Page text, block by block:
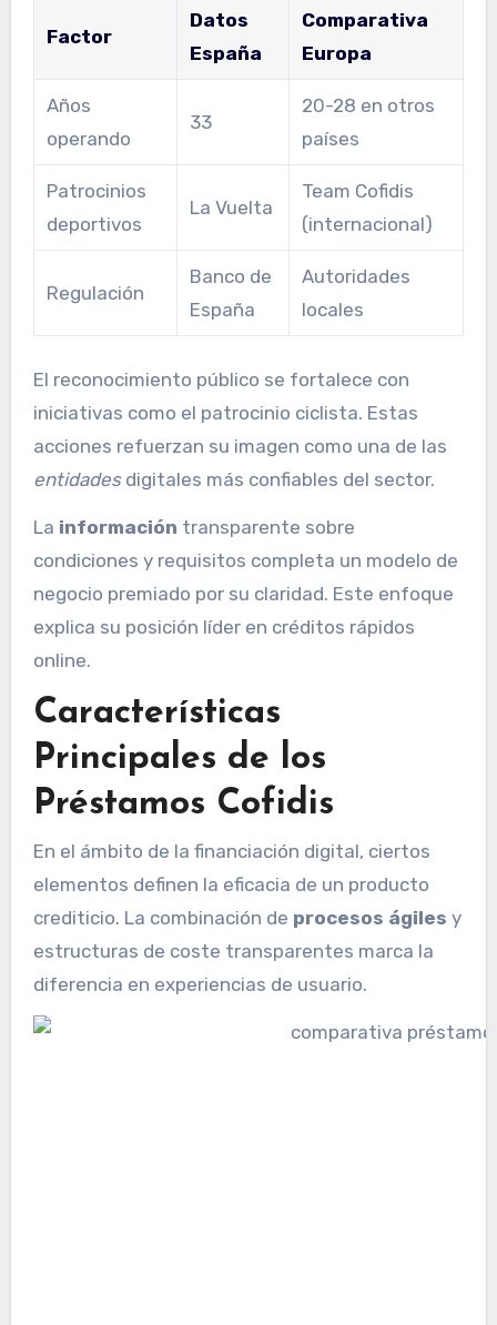
Factor
Datos
España
Comparativa
Europa
Años
operando
33
20-28 en otros
países
Patrocinios
deportivos
La Vuelta
Team Cofidis
(internacional)
Regulación
Banco de
España
Autoridades
locales
El reconocimiento público se fortalece con
iniciativas como el patrocinio ciclista. Estas
acciones refuerzan su imagen como una de las
entidadesdigitales más confiables del sector.
La información transparente sobre
condiciones y requisitos completa un modelo de
negocio premiado por su claridad. Este enfoque
explica su posición líder en créditos rápidos
online.
Características
Principales de los
Préstamos Cofidis
En el ámbito de la financiación digital, ciertos
elementos definen la eficacia de un producto
crediticio. La combinación de procesos ágiles y
estructuras de coste transparentes marca la
diferencia en experiencias de usuario.